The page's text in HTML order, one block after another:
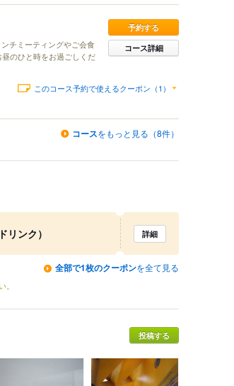
チミーティングやご会食
のひと時をお過ごしくだ
予約する
コース詳細
このコース予約で使えるクーポン（1）
コースをもっと見る（8件）
ンク） 詳細
全部で1枚のクーポンを全て見る
投稿する